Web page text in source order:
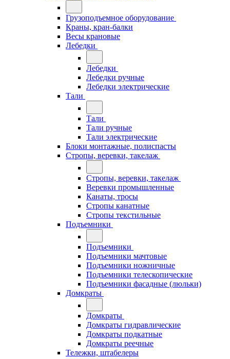
Грузоподъемное оборудование
Краны, кран-балки
Весы крановые
Лебедки
Лебедки
Лебедки ручные
Лебедки электрические
Тали
Тали
Тали ручные
Тали электрические
Блоки монтажные, полиспасты
Стропы, веревки, такелаж
Стропы, веревки, такелаж
Веревки промышленные
Канаты, тросы
Стропы канатные
Стропы текстильные
Подъемники
Подъемники
Подъемники мачтовые
Подъемники ножничные
Подъемники телескопические
Подъемники фасадные (люльки)
Домкраты
Домкраты
Домкраты гидравлические
Домкраты подкатные
Домкраты реечные
Тележки, штабелеры